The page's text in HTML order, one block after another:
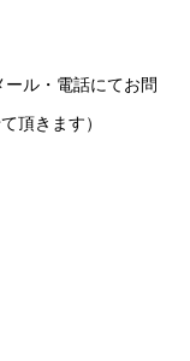
ル・電話にてお問
頂きます）